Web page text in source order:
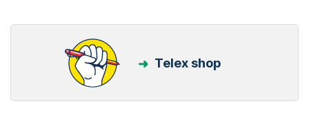
Telex shop